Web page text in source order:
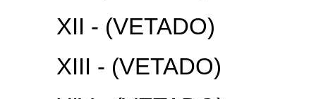
XII - (VETADO)
XIII - (VETADO)